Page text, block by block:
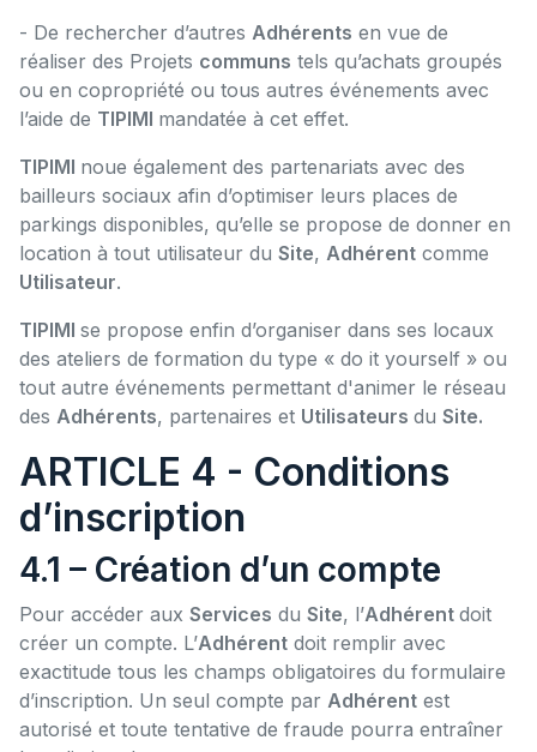
- De rechercher d’autres Adhérents en vue de
réaliser des Projets communs tels qu’achats groupés
ou en copropriété ou tous autres événements avec
l’aide de TIPIMI mandatée à cet effet.
TIPIMI noue également des partenariats avec des
bailleurs sociaux afin d’optimiser leurs places de
parkings disponibles, qu’elle se propose de donner en
location à tout utilisateur du Site, Adhérent comme
Utilisateur.
TIPIMI se propose enfin d’organiser dans ses locaux
des ateliers de formation du type « do it yourself » ou
tout autre événements permettant d'animer le réseau
des Adhérents, partenaires et Utilisateurs du Site.
ARTICLE 4 - Conditions
d’inscription
4.1 – Création d’un compte
Pour accéder aux Services du Site, l’Adhérent doit
créer un compte. L’Adhérent doit remplir avec
exactitude tous les champs obligatoires du formulaire
d’inscription. Un seul compte par Adhérent est
autorisé et toute tentative de fraude pourra entraîner